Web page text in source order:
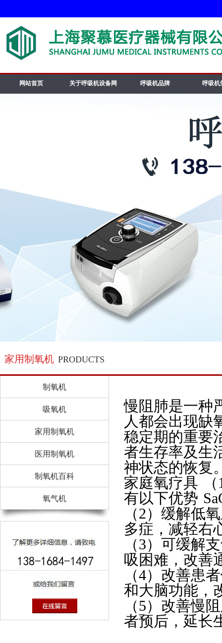
网站首页 关于呼吸机设备网 呼吸机品牌 呼吸机
家用制氧机 PRODUCTS
制氧机
吸氧机
家用制氧机
医用制氧机
制氧机百科
氧气机
慢阻肺是一种
人都会出现缺
稳定期的重要
者生存率及生
神状态的恢复
家庭氧疗具
有以下优势
（2）缓解低
多症，减轻右
（3）可缓解
吸困难，改善
（4）改善患
和大脑功能，
（5）改善慢
者预后，延长